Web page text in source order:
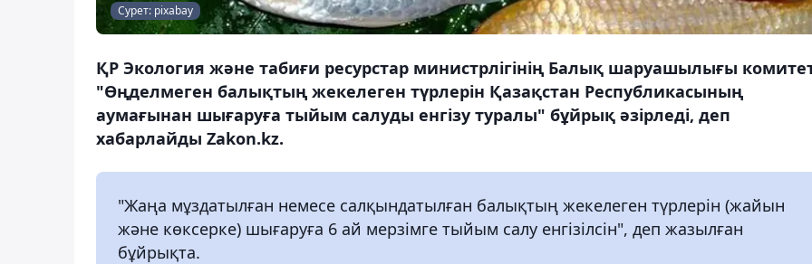
Сурет: pixabay
ҚР Экология және табиғи ресурстар министрлігінің Балық шаруашылығы
"Өңделмеген балықтың жекелеген түрлерін Қазақстан Республикасының
аумағынан шығаруға тыйым салуды енгізу туралы" бұйрық әзірледі, деп
хабарлайды Zakon.kz.
"Жаңа мұздатылған немесе салқындатылған балықтың жекелеген түрлерін (жайын
және көксерке) шығаруға 6 ай мерзімге тыйым салу енгізілсін", деп жазылған
бұйрықта.